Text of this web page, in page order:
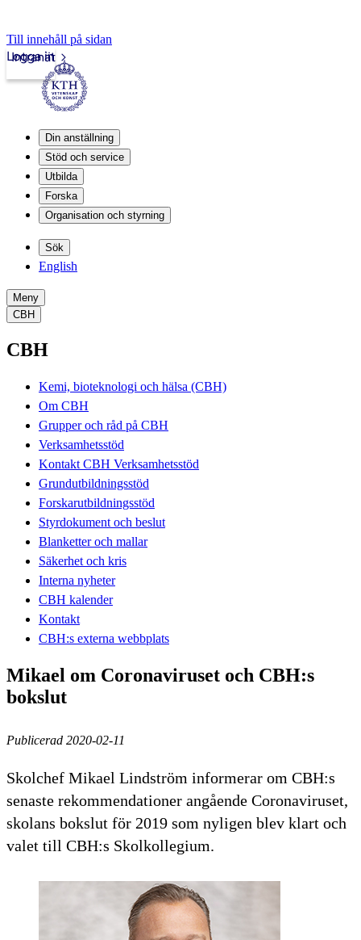
Till innehåll på sidan
Intranät
Logga in
Din anställning
Stöd och service
Utbilda
Forska
Organisation och styrning
Sök
English
Meny
CBH
CBH
Kemi, bioteknologi och hälsa (CBH)
Om CBH
Grupper och råd på CBH
Verksamhetsstöd
Kontakt CBH Verksamhetsstöd
Grundutbildningsstöd
Forskarutbildningsstöd
Styrdokument och beslut
Blanketter och mallar
Säkerhet och kris
Interna nyheter
CBH kalender
Kontakt
CBH:s externa webbplats
Mikael om Coronaviruset och CBH:s
bokslut
Publicerad 2020-02-11
Skolchef Mikael Lindström informerar om CBH:s
senaste rekommendationer angående Coronaviruset,
skolans bokslut för 2019 som nyligen blev klart och
valet till CBH:s Skolkollegium.